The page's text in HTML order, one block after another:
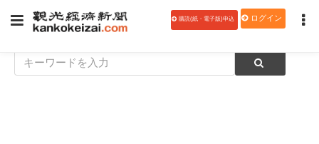
購読(紙・電子版)申込 ログイン